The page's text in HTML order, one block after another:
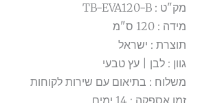
מק"ט : TB-EVA120-B
מידה : 120 ס"מ
תוצרת : ישראל
גוון : לבן | עץ טבעי
משלוח : בתיאום עם שירות לקוחות
זמן אספקה : 14 ימים